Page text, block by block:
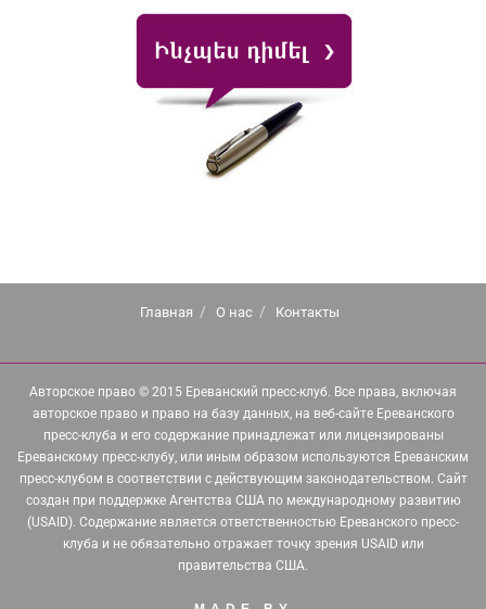
Главная О нас Контакты
Авторское право © 2015 Ереванский пресс-клуб. Все права, включая
авторское право и право на базу данных, на веб-сайте Ереванского
пресс-клуба и его содержание принадлежат или лицензированы
Ереванскому пресс-клубу, или иным образом используются Ереванским
пресс-клубом в соответствии с действующим законодательством. Сайт
создан при поддержке Агентства США по международному развитию
(USAID). Содержание является ответственностью Ереванского пресс-
клуба и не обязательно отражает точку зрения USAID или
правительства США.